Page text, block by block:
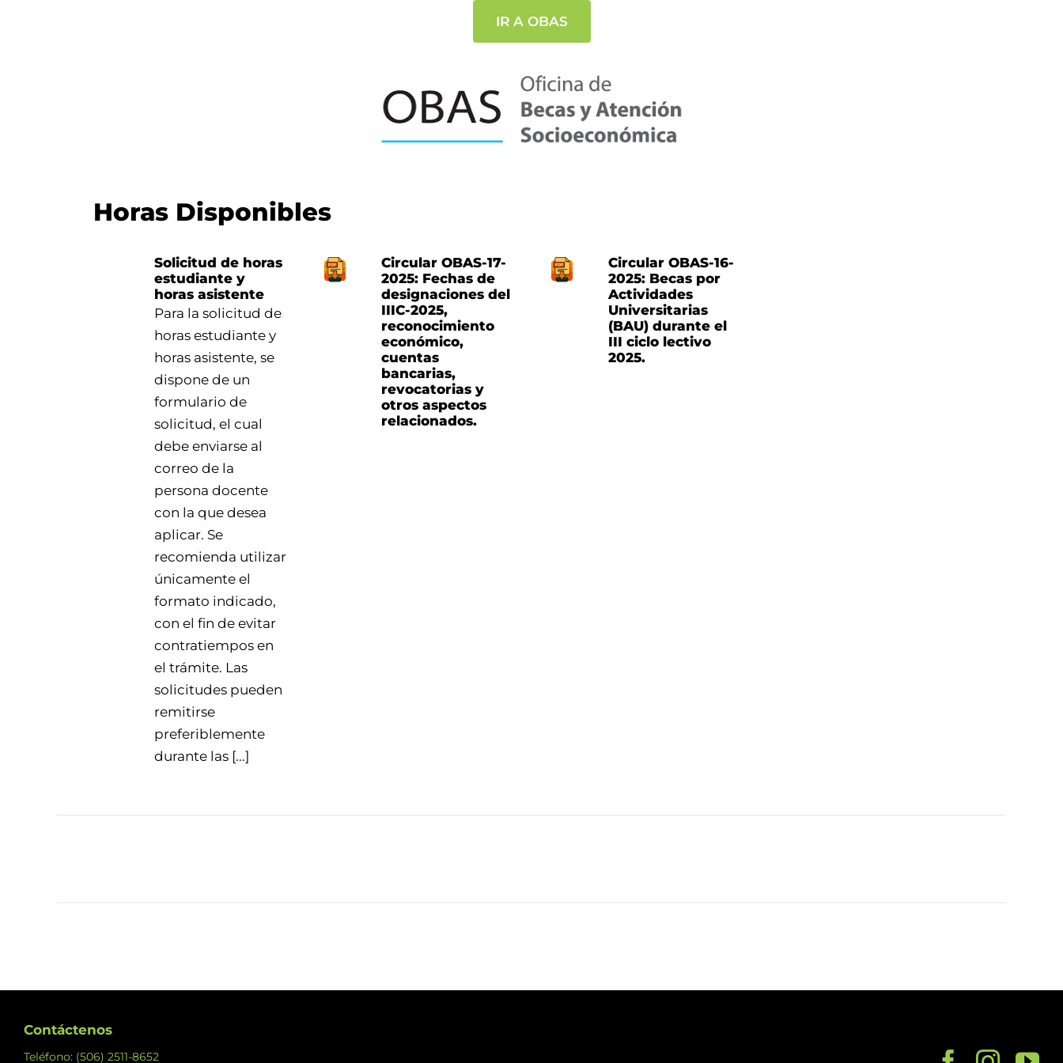
IR A OBAS
Horas Disponibles
Solicitud de horas
estudiante y
horas asistente
Para la solicitud de
horas estudiante y
horas asistente, se
dispone de un
formulario de
solicitud, el cual
debe enviarse al
correo de la
persona docente
con la que desea
aplicar. Se
recomienda utilizar
únicamente el
formato indicado,
con el fin de evitar
contratiempos en
el trámite. Las
solicitudes pueden
remitirse
preferiblemente
durante las [...]
Circular OBAS-17-
2025: Fechas de
designaciones del
IIIC-2025,
reconocimiento
económico,
cuentas
bancarias,
revocatorias y
otros aspectos
relacionados.
Circular OBAS-16-
2025: Becas por
Actividades
Universitarias
(BAU) durante el
III ciclo lectivo
2025.
Contáctenos
Teléfono: (506) 2511-8652